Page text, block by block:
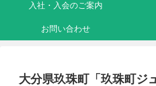
入社・入会のご案内
お問い合わせ
大分県玖珠町「玖珠町ジ